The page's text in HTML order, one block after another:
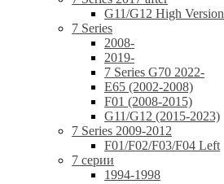
G11/G12 High Version
7 Series
2008-
2019-
7 Series G70 2022-
E65 (2002-2008)
F01 (2008-2015)
G11/G12 (2015-2023)
7 Series 2009-2012
F01/F02/F03/F04 Left
7 серии
1994-1998